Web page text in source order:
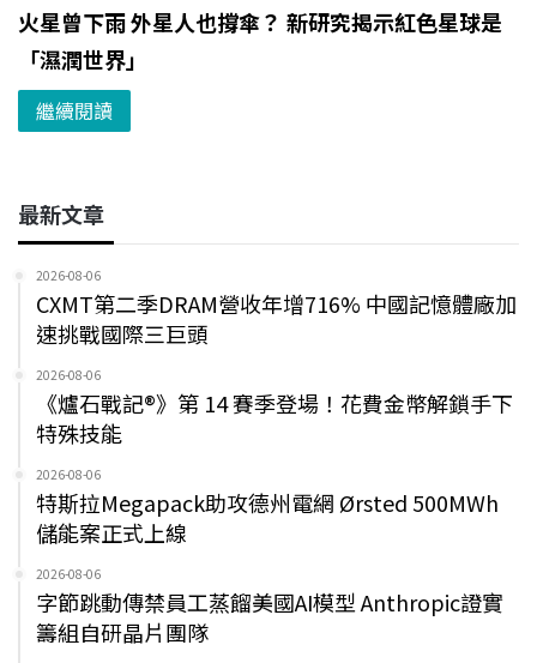
火星曾下雨 外星人也撐傘？ 新研究揭示紅色星球是
「濕潤世界」
繼續閱讀
最新文章
2026-08-06
CXMT第二季DRAM營收年增716% 中國記憶體廠加
速挑戰國際三巨頭
2026-08-06
《爐石戰記®》第 14 賽季登場！花費金幣解鎖手下
特殊技能
2026-08-06
特斯拉Megapack助攻德州電網 Ørsted 500MWh
儲能案正式上線
2026-08-06
字節跳動傳禁員工蒸餾美國AI模型 Anthropic證實
籌組自研晶片團隊